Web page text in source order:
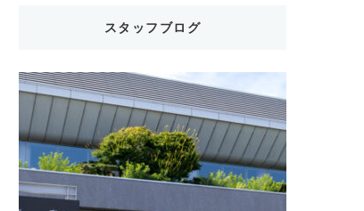
スタッフブログ